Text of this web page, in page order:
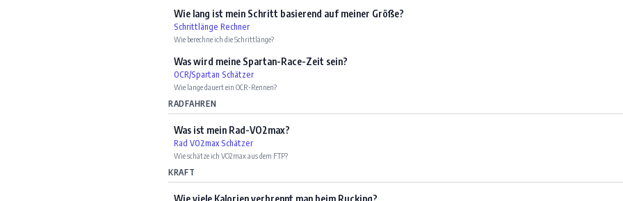
Wie lang ist mein Schritt basierend auf meiner Größe?
Schrittlänge Rechner
Wie berechne ich die Schrittlänge?
Was wird meine Spartan-Race-Zeit sein?
OCR/Spartan Schätzer
Wie lange dauert ein OCR-Rennen?
RADFAHREN
Was ist mein Rad-VO2max?
Rad VO2max Schätzer
Wie schätze ich VO2max aus dem FTP?
KRAFT
Wie viele Kalorien verbrennt man beim Rucking?